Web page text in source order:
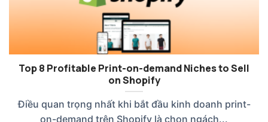
Top 8 Profitable Print-on-demand Niches to Sell
on Shopify
Điều quan trọng nhất khi bắt đầu kinh doanh print-
on-demand trên Shopify là chọn ngách...